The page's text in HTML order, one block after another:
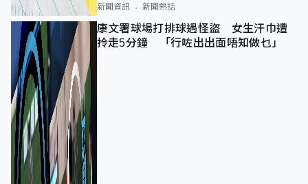
新聞資訊 新聞熱話
康文署球場打排球遇怪盜 女生汗巾遭
拎走5分鐘 「行咗出出面唔知做乜」